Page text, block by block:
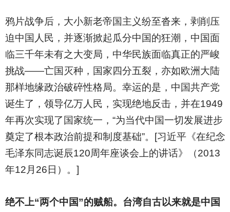
鸦片战争后，大小新老帝国主义纷至沓来，剥削压
迫中国人民，并逐渐掀起瓜分中国的狂潮，中国面
临三千年未有之大变局，中华民族面临真正的严峻
挑战——亡国灭种，国家四分五裂，亦如欧洲大陆
那样地缘政治破碎性格局。幸运的是，中国共产党
诞生了，领导亿万人民，实现绝地反击，并在1949
年再次实现了国家统一，“为当代中国一切发展进步
奠定了根本政治前提和制度基础”。[习近平《在纪念
毛泽东同志诞辰120周年座谈会上的讲话》（2013
年12月26日）。]
绝不上“两个中国”的贼船。台湾自古以来就是中国